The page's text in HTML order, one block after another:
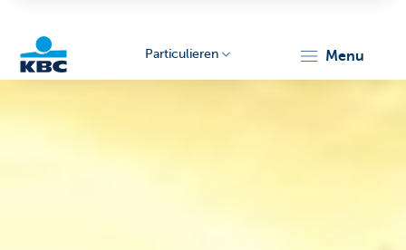
Particulieren menu